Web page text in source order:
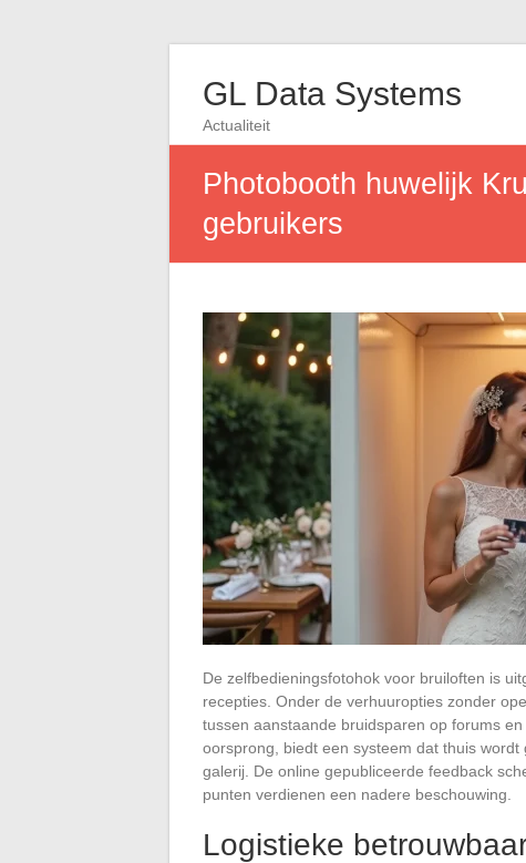
GL Data Systems
Actualiteit
Photobooth huwelijk
gebruikers
De zelfbedieningsfotohok voor bruiloften is
recepties. Onder de verhuuropties zonder
tussen aanstaande bruidsparen op forums
oorsprong, biedt een systeem dat thuis
galerij. De online gepubliceerde feedback
punten verdienen een nadere beschouwing.
Logistieke